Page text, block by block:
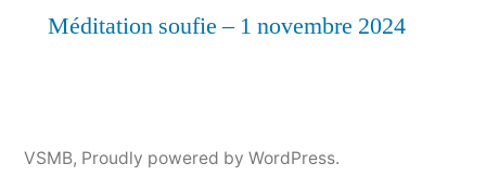
Méditation soufie – 1 novembre 2024
VSMB, Proudly powered by WordPress.